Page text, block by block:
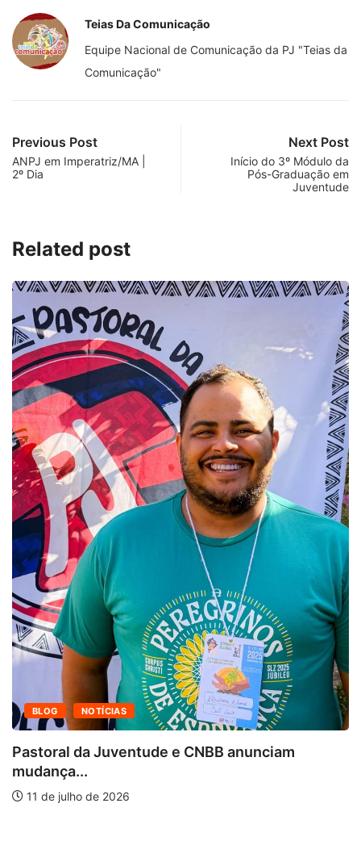
Teias Da Comunicação
Equipe Nacional de Comunicação da PJ "Teias da
Comunicação"
Previous Post
ANPJ em Imperatriz/MA |
2º Dia
Next Post
Início do 3º Módulo da
Pós-Graduação em
Juventude
Related post
BLOG NOTÍCIAS
Pastoral da Juventude e CNBB anunciam
mudança...
11 de julho de 2026